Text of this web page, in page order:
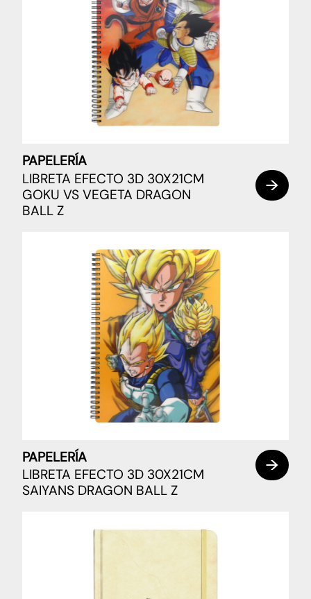
PAPELERÍA
LIBRETA EFECTO 3D 30X21CM
GOKU VS VEGETA DRAGON
BALL Z
PAPELERÍA
LIBRETA EFECTO 3D 30X21CM
SAIYANS DRAGON BALL Z